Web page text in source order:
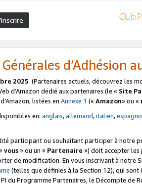
d’Adhésion
2025 (Partenaires actuels, découvrez les
d’Amazon dédié aux partenaires (le « Site
listées en Annexe 1 (« Amazon» ou «
en: anglais,allemand,italien,
participant ou souhaitant participer à notre
vous» ou un « Partenaire ») doit accepter les
de modification. En vous inscrivant à notre
(telles que définies à la Section 12), qui
du Programme Partenaires, le Décompte de